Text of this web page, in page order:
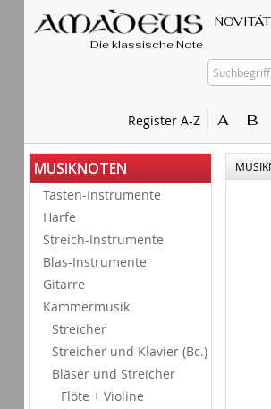
Die klassische Note
Register A-Z A B
MUSIKNOTEN
Tasten-Instrumente
Harfe
Streich-Instrumente
Blas-Instrumente
Gitarre
Kammermusik
Streicher
Streicher und Klavier (Bc.)
Bläser und Streicher
Flöte + Violine